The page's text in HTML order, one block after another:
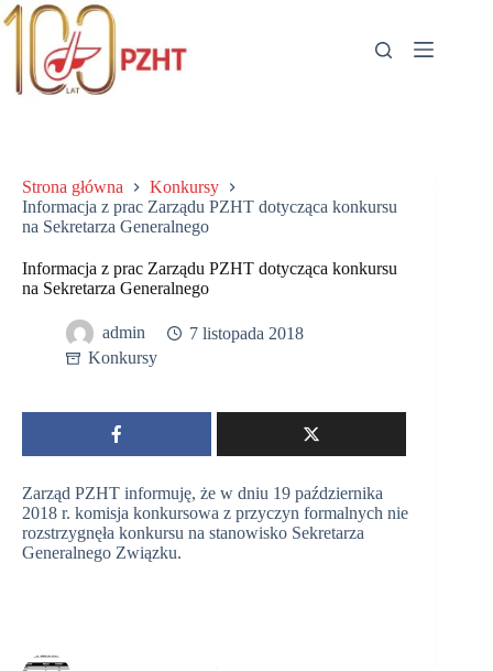
Przejdź
do
Strona główna
Konkursy
Informacja z prac Zarządu PZHT dotycząca konkursu
na Sekretarza Generalnego
Informacja z prac Zarządu PZHT dotycząca konkursu
na Sekretarza Generalnego
admin
7 listopada 2018
Konkursy
Zarząd PZHT informuję, że w dniu 19 października
2018 r. komisja konkursowa z przyczyn formalnych nie
rozstrzygnęła konkursu na stanowisko Sekretarza
Generalnego Związku.